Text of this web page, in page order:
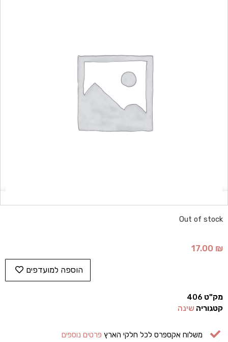
Out of stock
17.00 ₪
הוספה למועדפים
מק"ט 406
קטגוריה שינה
משלוח אקספרס לכל חלקי הארץ פרטים נוספים